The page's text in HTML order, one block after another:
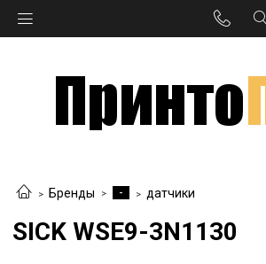
Бренды - датчики
SICK WSE9-3N1130